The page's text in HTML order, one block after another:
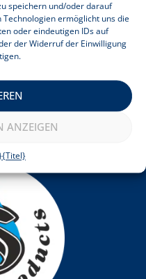
speichern und/oder darauf
ermöglicht uns die
oder eindeutigen IDs auf
der Widerruf der Einwilligung
ANZEIGEN
{Titel}